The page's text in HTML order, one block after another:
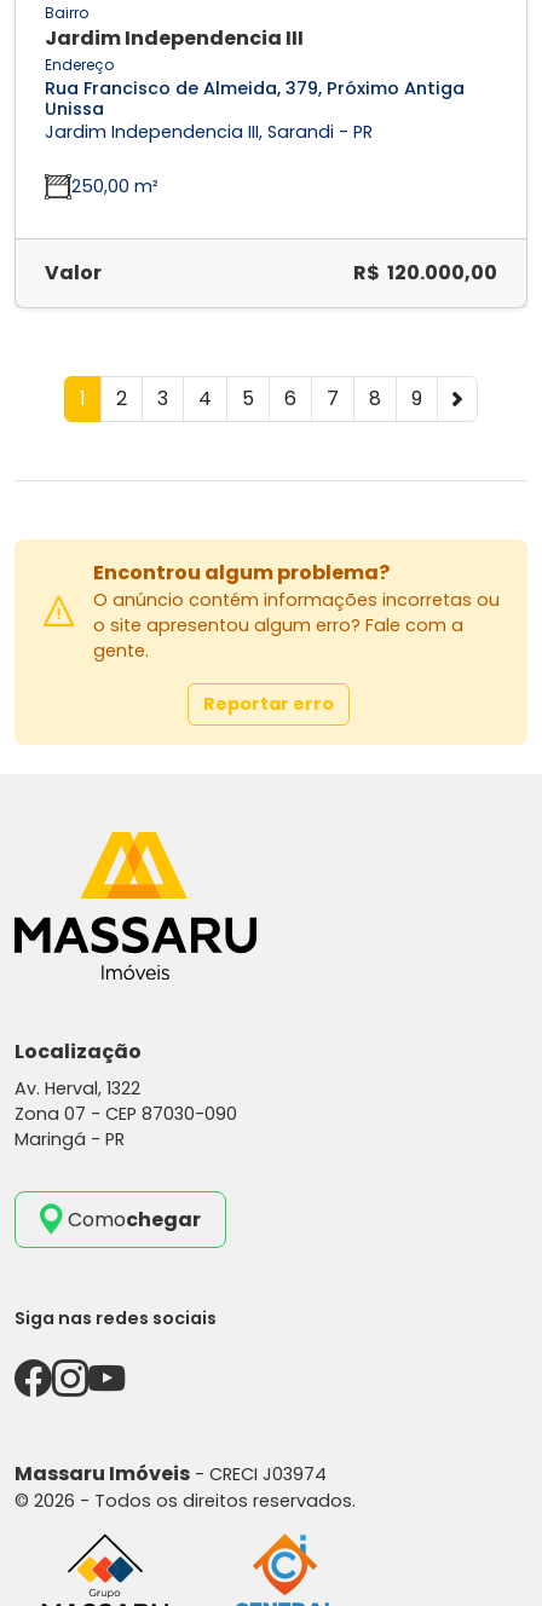
Bairro
Jardim Independencia III
Endereço
Rua Francisco de Almeida, 379, Próximo Antiga
Unissa
Jardim Independencia III, Sarandi - PR
250,00 m²
Valor R$ 120.000,00
1 2 3 4 5 6 7 8 9
Encontrou algum problema?
O anúncio contém informações incorretas ou
o site apresentou algum erro? Fale com a
gente.
Reportar erro
Localização
Av. Herval, 1322
Zona 07 - CEP 87030-090
Maringá - PR
Comochegar
Siga nas redes sociais
Massaru Imóveis - CRECI J03974
© 2026 - Todos os direitos reservados.